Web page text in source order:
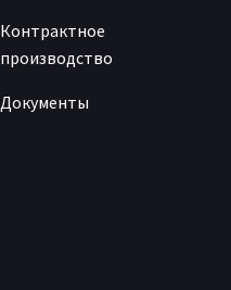
Контрактное
производство
Документы